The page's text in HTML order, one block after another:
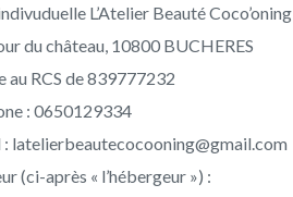
L’Atelier Beauté Coco’oning
du château, 10800 BUCHERES
au RCS de 839777232
: 0650129334
: latelierbeautecocooning@gmail.com
(ci-après « l’hébergeur ») :